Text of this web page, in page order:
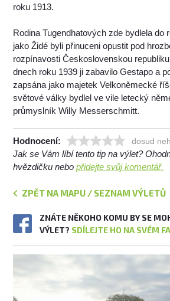
roku 1913.
Rodina Tugendhatových zde bydlela do
jako Židé byli přinuceni opustit pod
rozpínavosti Československou
dnech roku 1939 ji zabavilo Gestapo a
zapsána jako majetek Velkoněmecké
světové války bydlel ve vile letecký
průmyslník Willy Messerschmitt.
Hodnocení: dosud
Jak se Vám líbí tento tip na výlet?
hvězdičku nebopřidejte svůj komentář.
ZPĚT NA MAPU / SEZNAM VÝLETŮ
ZNÁTE NĚKOHO KOMU BY SE
VÝLET? SDÍLEJTE HO NA SVÉM